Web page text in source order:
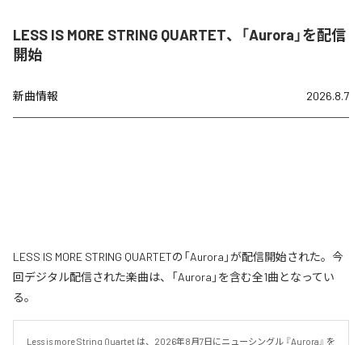
LESS IS MORE STRING QUARTET、「Aurora」を配信
開始
新曲情報 2026.8.7
LESS IS MORE STRING QUARTETの「Aurora」が配信開始された。今
回デジタル配信された楽曲は、「Aurora」を含む全1曲となってい
る。
Less is more String Quartet は、2026年8月7日にニューシングル 『Aurora』 を